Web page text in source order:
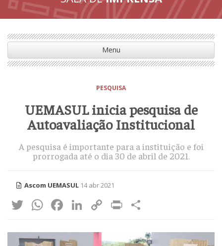
Menu
PESQUISA
UEMASUL inicia pesquisa de
Autoavaliação Institucional
A pesquisa é importante para a instituição e foi
prorrogada até o dia 30 de abril de 2021.
Ascom UEMASUL 14 abr 2021
Twitter
WhatsApp
Facebook
LinkedIn
CopyPrint